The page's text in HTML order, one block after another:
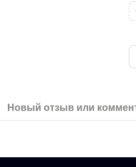
Новый отзыв или